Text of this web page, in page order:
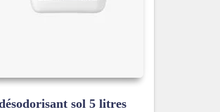
sol 5 litres